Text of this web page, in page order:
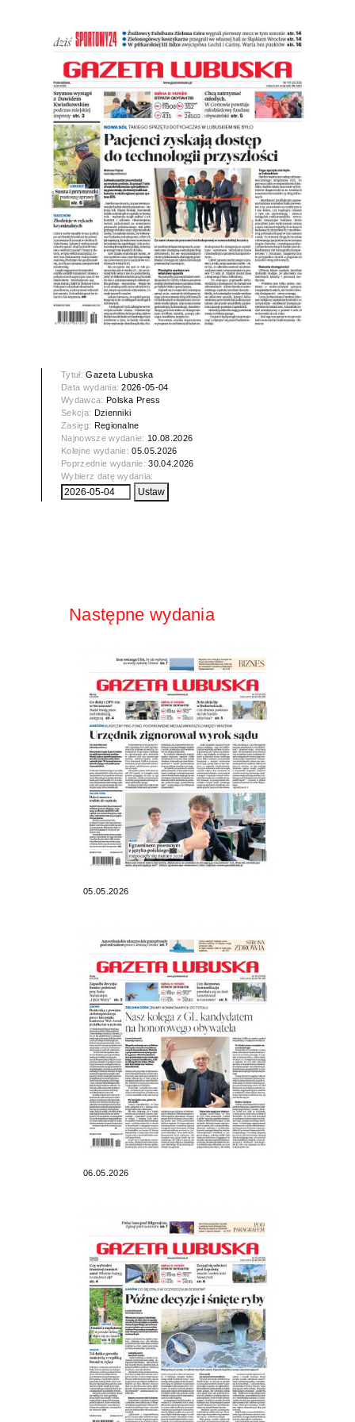
Tytuł:Gazeta Lubuska
Data wydania:2026-05-04
Wydawca: Polska Press
Sekcja: Dzienniki
Zasięg: Regionalne
Najnowsze wydanie: 10.08.2026
Kolejne wydanie:05.05.2026
Poprzednie wydanie:30.04.2026
Wybierz datę wydania:
Następne wydania
05.05.2026
06.05.2026